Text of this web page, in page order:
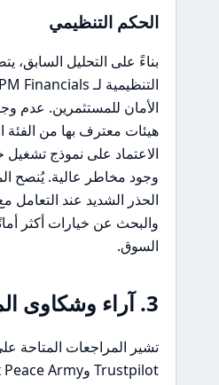
الحكم التنظيمي
بناءً على التحليل السابق،
الأمان للمستثمرين. عدم
هيئات معترف بها من الفئة
الاعتماد على نموذج
وجود مخاطر عالية. يُنصح
الحذر الشديد عند التعامل
والبحث عن خيارات أكثر
السوق.
3. آراء وشكاوى المستخدمين
تشير المراجعات المتاحة